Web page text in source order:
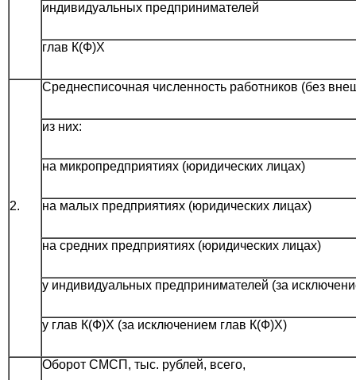
индивидуальных предпринимателей
глав К(Ф)Х
2.
Среднесписочная численность работников (без
из них:
на микропредприятиях (юридических лицах)
на малых предприятиях (юридических лицах)
на средних предприятиях (юридических лицах)
у индивидуальных предпринимателей (за
у глав К(Ф)Х (за исключением глав К(Ф)Х)
Оборот СМСП, тыс. рублей, всего,